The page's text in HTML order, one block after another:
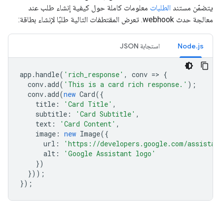
يتضمّن مستند الطلبات معلومات كاملة حول كيفية إنشاء طلب عند
معالجة حدث webhook. تعرض المقتطفات التالية طلبًا لإنشاء بطاقة:
Node.js استجابة JSON
app .handle( 'rich_response' , conv => {
conv.add( 'This is a card rich response.' );
conv.add(new Card({
title : 'Card Title' ,
subtitle : 'Card Subtitle' ,
text : 'Card Content' ,
image : new Image({
url :
'https://developers.google.com/
alt :
'Google Assistant logo'
})
}));
});